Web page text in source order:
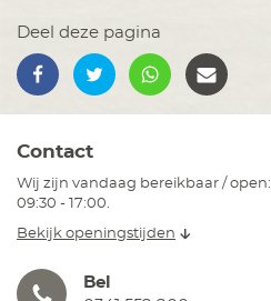
Deel deze pagina
Bel
Contact
Wij zijn vandaag bereikbaar / open:
09:30 - 17:00.
Bekijk openingstijden